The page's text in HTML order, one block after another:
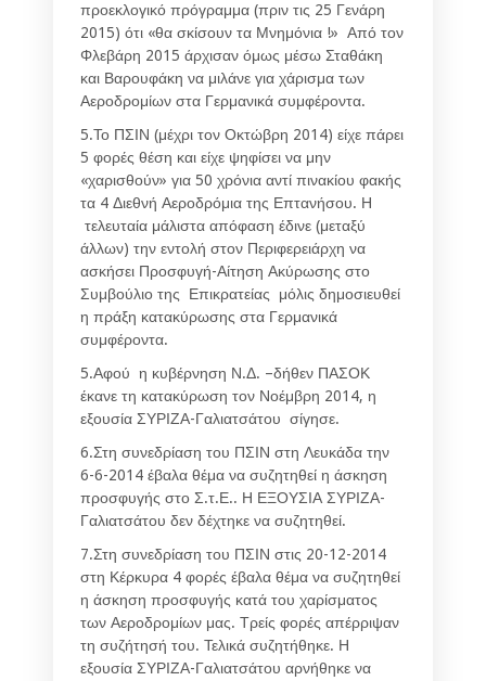
προεκλογικό πρόγραμμα (πριν τις 25 Γενάρη
2015) ότι «θα σκίσουν τα Μνημόνια !» Από τον
Φλεβάρη 2015 άρχισαν όμως μέσω Σταθάκη
και Βαρουφάκη να μιλάνε για χάρισμα των
Αεροδρομίων στα Γερμανικά συμφέροντα.
5.Το ΠΣΙΝ (μέχρι τον Οκτώβρη 2014) είχε πάρει
5 φορές θέση και είχε ψηφίσει να μην
«χαρισθούν» για 50 χρόνια αντί πινακίου φακής
τα 4 Διεθνή Αεροδρόμια της Επτανήσου. Η
τελευταία μάλιστα απόφαση έδινε (μεταξύ
άλλων) την εντολή στον Περιφερειάρχη να
ασκήσει Προσφυγή-Αίτηση Ακύρωσης στο
Συμβούλιο της Επικρατείας μόλις δημοσιευθεί
η πράξη κατακύρωσης στα Γερμανικά
συμφέροντα.
5.Αφού η κυβέρνηση Ν.Δ. –δήθεν ΠΑΣΟΚ
έκανε τη κατακύρωση τον Νοέμβρη 2014, η
εξουσία ΣΥΡΙΖΑ-Γαλιατσάτου σίγησε.
6.Στη συνεδρίαση του ΠΣΙΝ στη Λευκάδα την
6-6-2014 έβαλα θέμα να συζητηθεί η άσκηση
προσφυγής στο Σ.τ.Ε.. Η ΕΞΟΥΣΙΑ ΣΥΡΙΖΑ-
Γαλιατσάτου δεν δέχτηκε να συζητηθεί.
7.Στη συνεδρίαση του ΠΣΙΝ στις 20-12-2014
στη Κέρκυρα 4 φορές έβαλα θέμα να συζητηθεί
η άσκηση προσφυγής κατά του χαρίσματος
των Αεροδρομίων μας. Τρείς φορές απέρριψαν
τη συζήτησή του. Τελικά συζητήθηκε. Η
εξουσία ΣΥΡΙΖΑ-Γαλιατσάτου αρνήθηκε να